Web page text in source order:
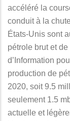
accéléré la
conduit à la
États-Unis sont
pétrole brut et
d’Information
production de
2020, soit 9.5
seulement 1.5
actuelle et